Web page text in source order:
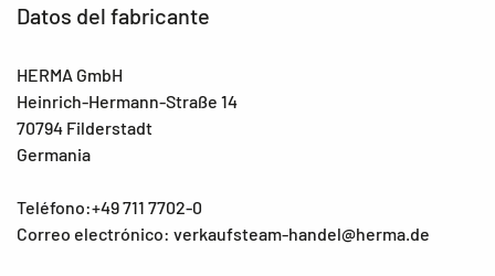
Datos del fabricante
HERMA GmbH
Heinrich-Hermann-Straße 14
70794 Filderstadt
Germania
Teléfono:+49 711 7702-0
Correo electrónico: verkaufsteam-handel@herma.de